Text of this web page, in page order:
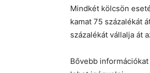
Mindkét kölcsön
kamat 75 százalékát
százalékát vállalja át
Bővebb